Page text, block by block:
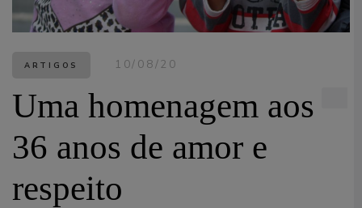
ARTIGOS 10/08/20
Uma homenagem aos
36 anos de amor e
respeito